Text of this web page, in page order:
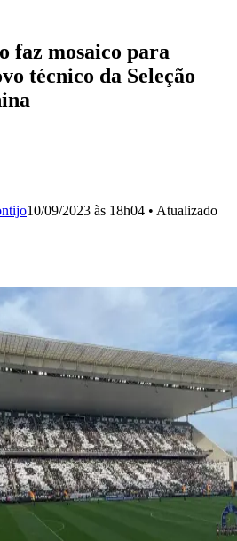
faz mosaico para
técnico da Seleção
10/09/2023 às 18h04 • Atualizado